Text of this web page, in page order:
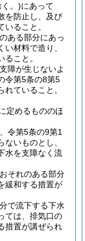
。)にあって
を防止し、及び
ること。
ある部分にあっ
材料で造り、
こと。
障が生じないよ
令第5条の8第5
ていること。
定めるもののほ
令第5条の9第1
いものとし、
水を支障なく流
それのある部分
緩和する措置が
で流下する下水
ては、排気口の
措置が講ぜられ